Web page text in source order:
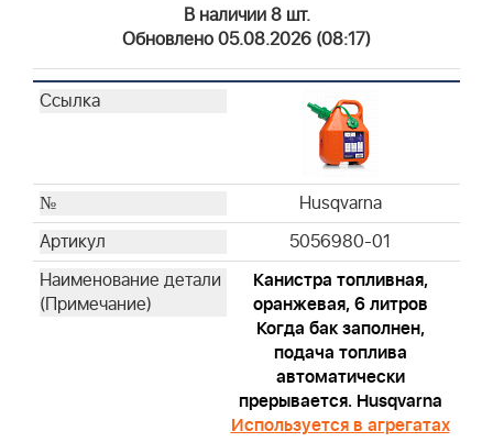
Briggs & Stratton
Briggs & Stratton
Briggs & Stratton
Briggs & Stratton
Briggs & Stratton
Briggs & Stratton
Briggs & Stratton
Briggs & Stratton
Briggs & Stratton
Briggs & Stratton
Briggs & Stratton
Briggs & Stratton
Briggs & Stratton
Briggs & Stratton
В наличии 8 шт.
Обновлено 05.08.2026 (08:17)
Husqvarna
5056980-01
Канистра топливная,
оранжевая, 6 литров
Когда бак заполнен,
подача топлива
автоматически
прерывается. Husqvarna
Используется в агрегатах